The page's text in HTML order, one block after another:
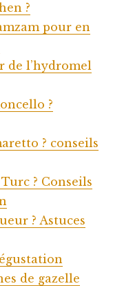
?
pour en
de l’hydromel
?
? conseils
? Conseils
? Astuces
de gazelle